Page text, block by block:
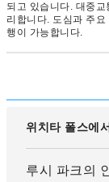
되고 있습니다. 대중
리합니다. 도심과 주
행이 가능합니다.
위치타 폴스에
루시 파크의